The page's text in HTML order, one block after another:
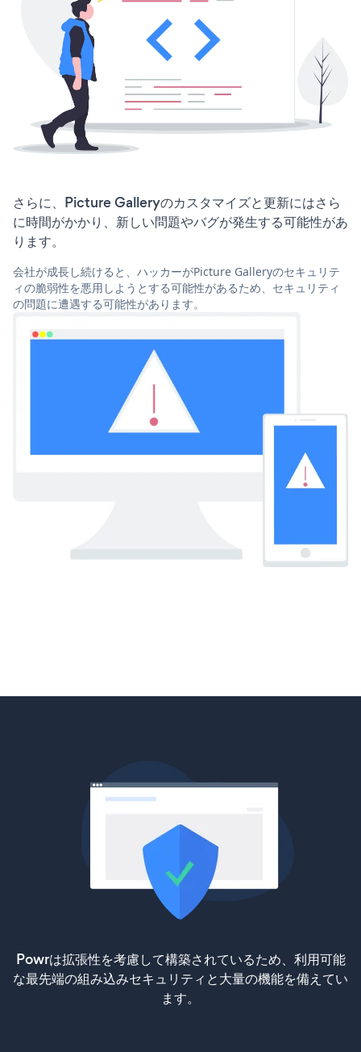
さらに、Picture Galleryのカスタマイズと更新にはさら
に時間がかかり、新しい問題やバグが発生する可能性があ
ります。
会社が成長し続けると、ハッカーがPicture Galleryのセキュリテ
ィの脆弱性を悪用しようとする可能性があるため、セキュリティ
の問題に遭遇する可能性があります。
Powrは拡張性を考慮して構築されているため、利用可能
な最先端の組み込みセキュリティと大量の機能を備えてい
ます。